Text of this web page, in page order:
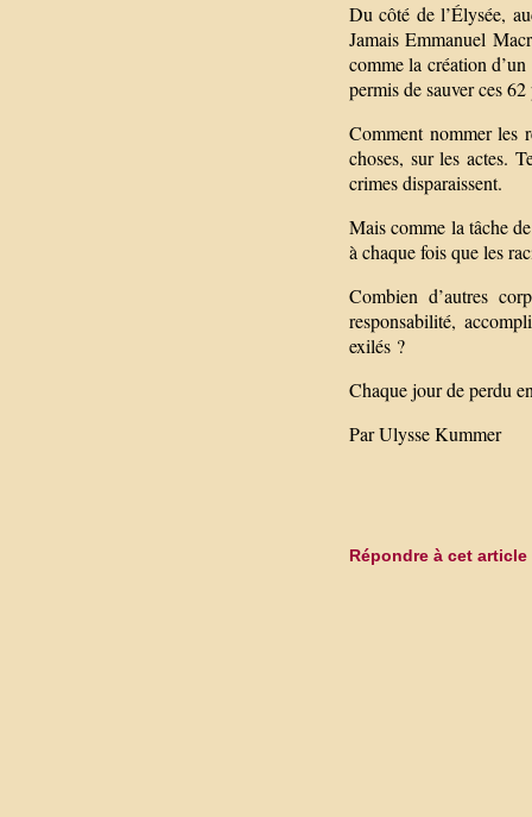
Du côté de l’Élysée,
Jamais Emmanuel
comme la création
permis de sauver ces
Comment nommer les
choses, sur les actes.
crimes disparaissent.
Mais comme la tâche
à chaque fois que les
Combien d’autres
responsabilité,
exilés ?
Chaque jour de perdu
Par Ulysse Kummer
Répondre à cet article